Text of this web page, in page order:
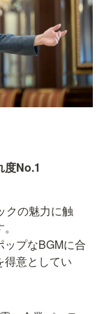
度No.1
クの魅力に触
プなBGMに合
得意としてい